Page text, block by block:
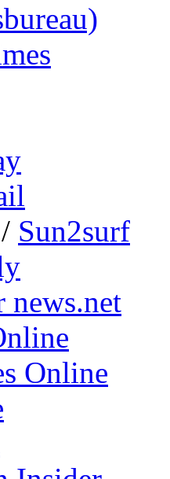
/ Sun2surf
news.net
Online